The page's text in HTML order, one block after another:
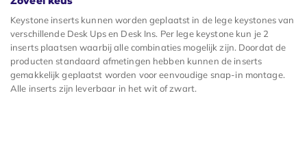
Keystone inserts kunnen worden geplaatst in de lege keystones van
verschillende Desk Ups en Desk Ins. Per lege keystone kun je 2
inserts plaatsen waarbij alle combinaties mogelijk zijn. Doordat de
producten standaard afmetingen hebben kunnen de inserts
gemakkelijk geplaatst worden voor eenvoudige snap-in montage.
Alle inserts zijn leverbaar in het wit of zwart.